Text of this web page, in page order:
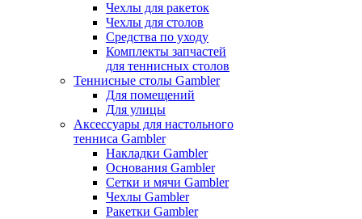
Чехлы для ракеток
Чехлы для столов
Средства по уходу
Комплекты запчастей
для теннисных столов
Теннисные столы Gambler
Для помещений
Для улицы
Аксессуары для настольного
тенниса Gambler
Накладки Gambler
Основания Gambler
Сетки и мячи Gambler
Чехлы Gambler
Ракетки Gambler